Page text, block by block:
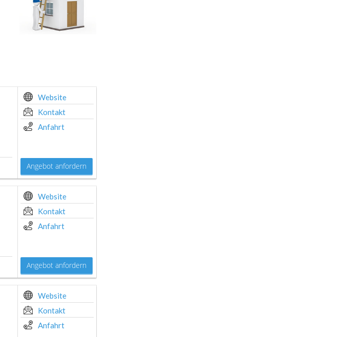
Website
Kontakt
Anfahrt
Angebot anfordern
Website
Kontakt
Anfahrt
Angebot anfordern
Website
Kontakt
Anfahrt